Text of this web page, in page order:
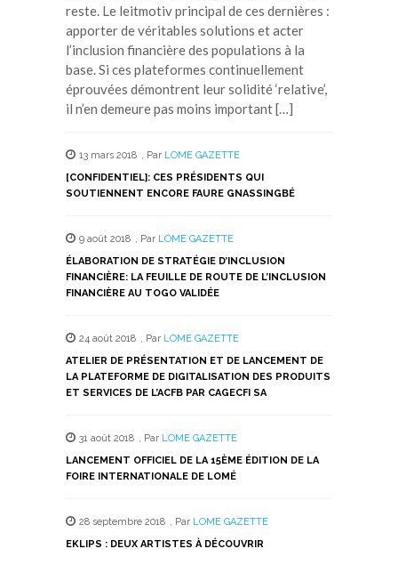
reste. Le leitmotiv principal de ces dernières :
apporter de véritables solutions et acter
l’inclusion financière des populations à la
base. Si ces plateformes continuellement
éprouvées démontrent leur solidité ‘relative’,
il n’en demeure pas moins important […]
13 mars 2018 , Par LOME GAZETTE
[CONFIDENTIEL]: CES PRÉSIDENTS QUI
SOUTIENNENT ENCORE FAURE GNASSINGBÉ
9 août 2018 , Par LOME GAZETTE
ÉLABORATION DE STRATÉGIE D’INCLUSION
FINANCIÈRE: LA FEUILLE DE ROUTE DE L’INCLUSION
FINANCIÈRE AU TOGO VALIDÉE
24 août 2018 , Par LOME GAZETTE
ATELIER DE PRÉSENTATION ET DE LANCEMENT DE
LA PLATEFORME DE DIGITALISATION DES PRODUITS
ET SERVICES DE L’ACFB PAR CAGECFI SA
31 août 2018 , Par LOME GAZETTE
LANCEMENT OFFICIEL DE LA 15ÈME ÉDITION DE LA
FOIRE INTERNATIONALE DE LOMÉ
28 septembre 2018 , Par LOME GAZETTE
EKLIPS : DEUX ARTISTES À DÉCOUVRIR